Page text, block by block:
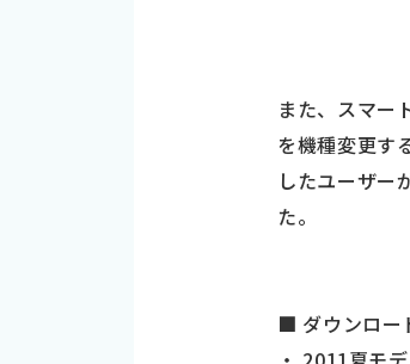
また、スマー
を機種変更す
したユーザー
た。
■ ダウンロー